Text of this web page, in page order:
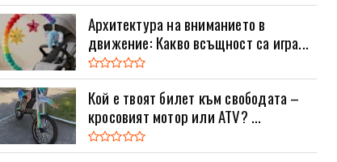
Архитектура на вниманието в
движение: Какво всъщност са игра...
Кой е твоят билет към свободата –
кросовият мотор или ATV? ...